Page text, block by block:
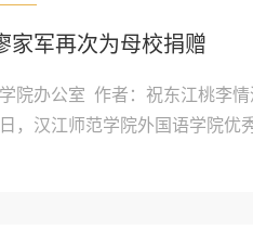
家军再次为母校捐赠
院办公室 作者：祝东江桃李
，汉江师范学院外国语学院优